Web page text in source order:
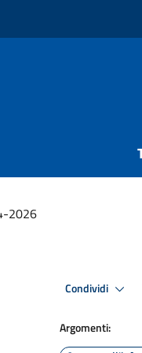
2026
Condividi
Argomenti: